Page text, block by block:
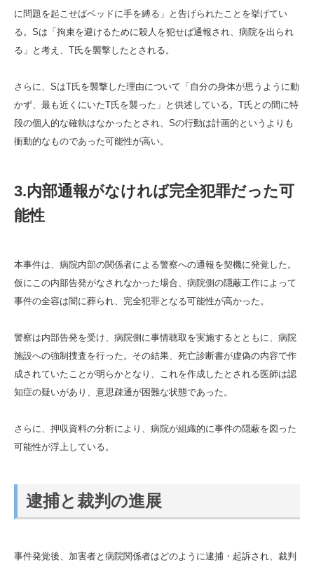
に問題を起こせばベッドに手を縛る」と告げられたことを挙げてい
る。Sは「拘束を避けるために殺人を犯せば通報され、病院を出られ
る」と考え、T氏を襲撃したとされる。
さらに、SはT氏を襲撃した理由について「自分の身体が思うように動
かず、最も近くにいたT氏を襲った」と供述している。T氏との間に特
段の個人的な確執はなかったとされ、Sの行動は計画的というよりも
衝動的なものであった可能性が高い。
3.内部通報がなければ完全犯罪だった可
能性
本事件は、病院内部の関係者による警察への通報を契機に発覚した。
仮にこの内部告発がなされなかった場合、病院側の隠蔽工作によって
事件の全容は闇に葬られ、完全犯罪となる可能性が高かった。
警察は内部告発を受け、病院側に事情聴取を実施するとともに、病院
施設への強制捜査を行った。その結果、死亡診断書が虚偽の内容で作
成されていたことが明らかとなり、これを作成したとされる医師は認
知症の疑いがあり、意思疎通が困難な状態であった。
さらに、押収資料の分析により、病院が組織的に事件の隠蔽を図った
可能性が浮上している。
逮捕と裁判の進展
事件発覚後、加害者と病院関係者はどのように逮捕・起訴され、裁判